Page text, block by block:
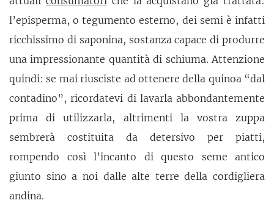
l’episperma, o tegumento esterno, dei semi è infatti
ricchissimo di saponina, sostanza capace di produrre
una impressionante quantità di schiuma. Attenzione
quindi: se mai riusciste ad ottenere della quinoa “dal
contadino”, ricordatevi di lavarla abbondantemente
prima di utilizzarla, altrimenti la vostra zuppa
sembrerà costituita da detersivo per piatti,
rompendo così l’incanto di questo seme antico
giunto sino a noi dalle alte terre della cordigliera
andina.